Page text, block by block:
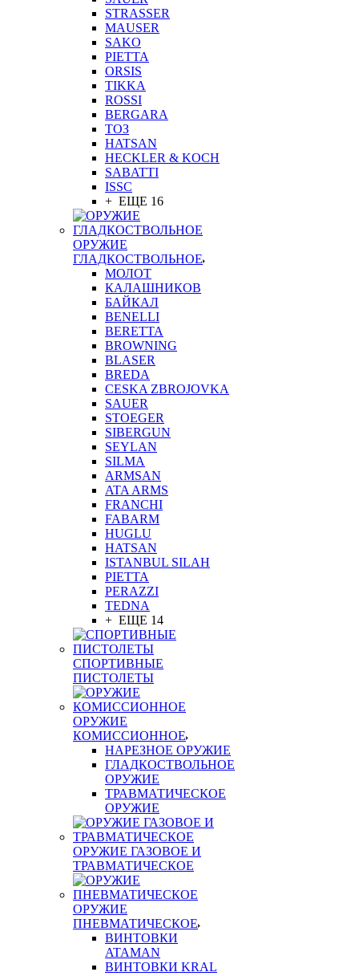
STRASSER
MAUSER
SAKO
PIETTA
ORSIS
TIKKA
ROSSI
BERGARA
ТОЗ
HATSAN
HECKLER & KOCH
SABATTI
ISSC
+ ЕЩЕ 16
ОРУЖИЕ
ГЛАДКОСТВОЛЬНОЕ
МОЛОТ
КАЛАШНИКОВ
БАЙКАЛ
BENELLI
BERETTA
BROWNING
BLASER
BREDA
CESKA ZBROJOVKA
SAUER
STOEGER
SIBERGUN
SEYLAN
SILMA
ARMSAN
ATA ARMS
FRANCHI
FABARM
HUGLU
HATSAN
ISTANBUL SILAH
PIETTA
PERAZZI
TEDNA
+ ЕЩЕ 14
СПОРТИВНЫЕ
ПИСТОЛЕТЫ
ОРУЖИЕ
КОМИССИОННОЕ
НАРЕЗНОЕ ОРУЖИЕ
ГЛАДКОСТВОЛЬНОЕ
ОРУЖИЕ
ТРАВМАТИЧЕСКОЕ
ОРУЖИЕ
ОРУЖИЕ ГАЗОВОЕ И
ТРАВМАТИЧЕСКОЕ
ОРУЖИЕ
ПНЕВМАТИЧЕСКОЕ
ВИНТОВКИ
ATAMAN
ВИНТОВКИ KRAL